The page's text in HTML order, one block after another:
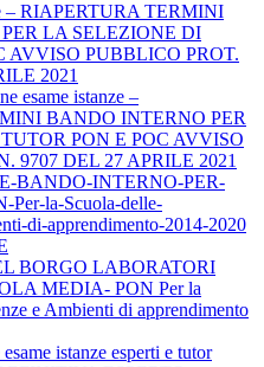
– RIAPERTURA TERMINI
LA SELEZIONE DI
AVVISO PUBBLICO PROT.
2021
esame istanze –
BANDO INTERNO PER
PON E POC AVVISO
9707 DEL 27 APRILE 2021
BANDO-INTERNO-PER-
la-Scuola-delle-
di-apprendimento-2014-2020
BORGO LABORATORI
MEDIA- PON Per la
e Ambienti di apprendimento
istanze esperti e tutor